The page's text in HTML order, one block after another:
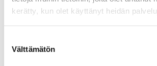
kerätty, kun olet käyttänyt heidän
valinta
Välttämätön
200,00€